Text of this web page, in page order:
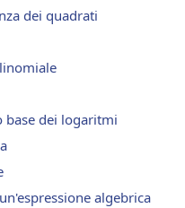
dei quadrati
base dei logaritmi
algebrica